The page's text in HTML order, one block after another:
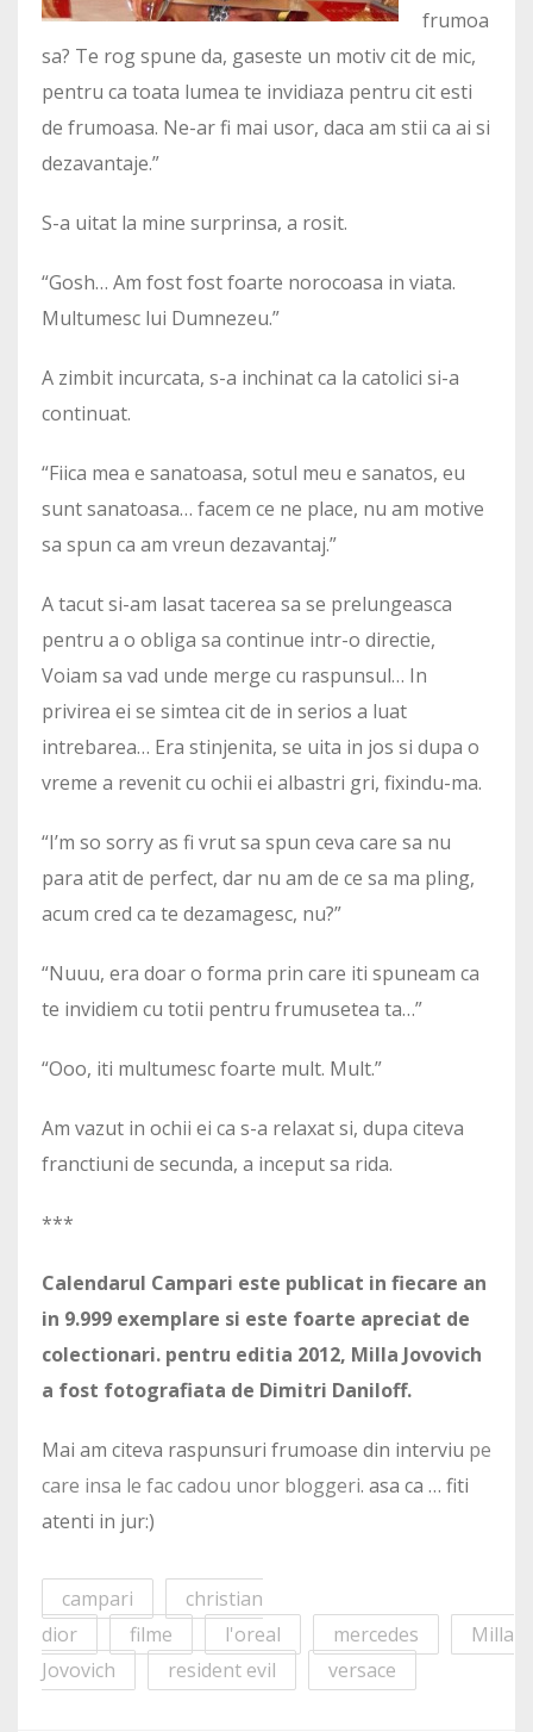
frumoa
sa? Te rog spune da, gaseste un motiv cit de mic,
pentru ca toata lumea te invidiaza pentru cit esti
de frumoasa. Ne-ar fi mai usor, daca am stii ca ai si
dezavantaje.”
S-a uitat la mine surprinsa, a rosit.
“Gosh… Am fost fost foarte norocoasa in viata.
Multumesc lui Dumnezeu.”
A zimbit incurcata, s-a inchinat ca la catolici si-a
continuat.
“Fiica mea e sanatoasa, sotul meu e sanatos, eu
sunt sanatoasa… facem ce ne place, nu am motive
sa spun ca am vreun dezavantaj.”
A tacut si-am lasat tacerea sa se prelungeasca
pentru a o obliga sa continue intr-o directie,
Voiam sa vad unde merge cu raspunsul… In
privirea ei se simtea cit de in serios a luat
intrebarea… Era stinjenita, se uita in jos si dupa o
vreme a revenit cu ochii ei albastri gri, fixindu-ma.
“I’m so sorry as fi vrut sa spun ceva care sa nu
para atit de perfect, dar nu am de ce sa ma pling,
acum cred ca te dezamagesc, nu?”
“Nuuu, era doar o forma prin care iti spuneam ca
te invidiem cu totii pentru frumusetea ta…”
“Ooo, iti multumesc foarte mult. Mult.”
Am vazut in ochii ei ca s-a relaxat si, dupa citeva
franctiuni de secunda, a inceput sa rida.
***
Calendarul Campari este publicat in fiecare an
in 9.999 exemplare si este foarte apreciat de
colectionari. pentru editia 2012, Milla Jovovich
a fost fotografiata de Dimitri Daniloff.
Mai am citeva raspunsuri frumoase din interviu pe
care insa le fac cadou unor bloggeri. asa ca … fiti
atenti in jur:)
campari
christian
dior
filme l'oreal mercedes
Milla
Jovovich
resident evil versace